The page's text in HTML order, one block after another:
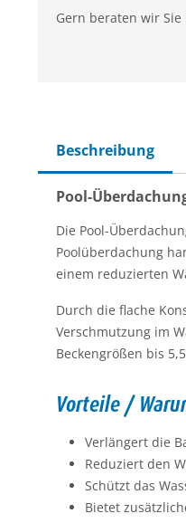
Gern beraten wir
Beschreibung
Pool-
Die Pool-
Poolüberdachung
einem reduzierten
Durch die flache
Verschmutzung im
Beckengrößen bis
Vorteile /
Verlängert die
Reduziert den
Schützt das
Bietet